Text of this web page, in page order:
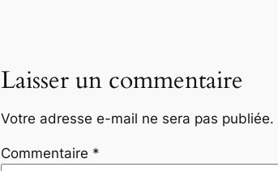
Laisser un commentaire
Votre adresse e-mail ne sera pas publiée.
Commentaire *